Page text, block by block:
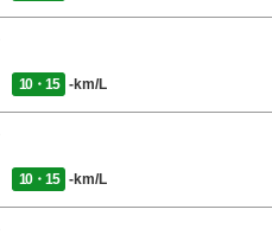
10・15 -km/L
10・15 -km/L